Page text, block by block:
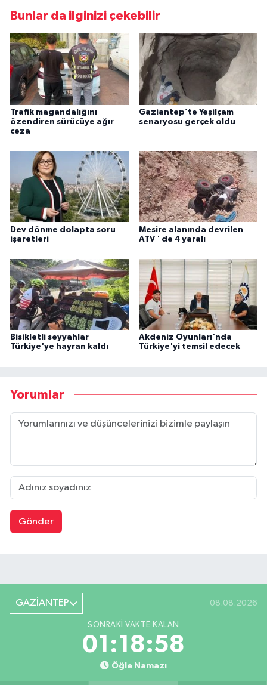
Bunlar da ilginizi çekebilir
Trafik magandalığını
özendiren sürücüye ağır
ceza
Gaziantep’te Yeşilçam
senaryosu gerçek oldu
Dev dönme dolapta soru
işaretleri
Mesire alanında devrilen
ATV ' de 4 yaralı
Bisikletli seyyahlar
Türkiye'ye hayran kaldı
Akdeniz Oyunları'nda
Türkiye'yi temsil edecek
Yorumlar
Gönder
GAZİANTEP 08.08.2026
SONRAKI VAKTE KALAN
01:18:57
Öğle Namazı